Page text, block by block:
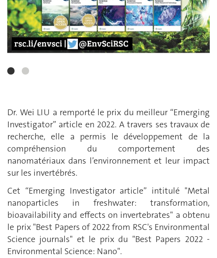
Dr. Wei LIU a remporté le prix du meilleur “Emerging
Investigator” article en 2022. A travers ses travaux de
recherche, elle a permis le développement de la
compréhension du comportement des
nanomatériaux dans l’environnement et leur impact
sur les invertébrés.
Cet “Emerging Investigator article” intitulé "Metal
nanoparticles in freshwater: transformation,
bioavailability and effects on invertebrates" a obtenu
le prix "Best Papers of 2022 from RSC's Environmental
Science journals" et le prix du "Best Papers 2022 -
Environmental Science: Nano".